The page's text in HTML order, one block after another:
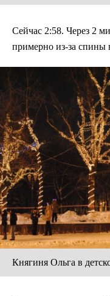
Сейчас 2:58. Через 2
примерно из-за спины
Княгиня Ольга в